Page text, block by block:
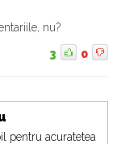
nu?
3 0
pentru acuratetea